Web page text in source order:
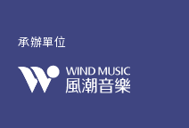
承辦單位